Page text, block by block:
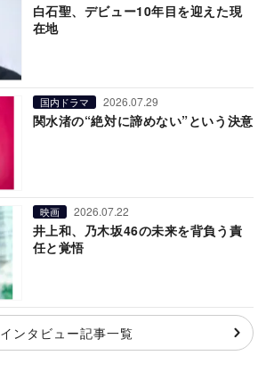
白石聖、デビュー10年目を迎えた現
在地
国内ドラマ 2026.07.29
関水渚の“絶対に諦めない”という決意
映画 2026.07.22
井上和、乃木坂46の未来を背負う責
任と覚悟
インタビュー記事一覧